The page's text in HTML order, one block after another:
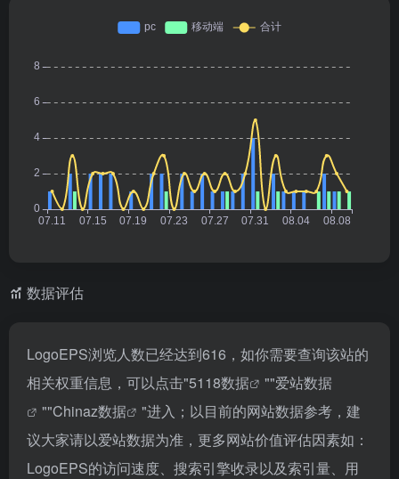
数据评估
LogoEPS浏览人数已经达到616，如你需要查询该站的
相关权重信息，可以点击"5118数据 ""爱站数据
""Chinaz数据
"进入；以目前的网站数据参考，建
议大家请以爱站数据为准，更多网站价值评估因素如：
LogoEPS的访问速度、搜索引擎收录以及索引量、用